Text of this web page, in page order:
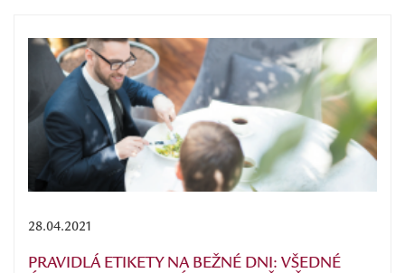
28.04.2021
PRAVIDLÁ ETIKETY NA BEŽNÉ DNI: VŠEDNÉ